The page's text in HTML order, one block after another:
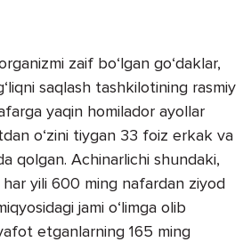
zaif bo‘lgan go‘daklar,
saqlash tashkilotining rasmiy
yaqin homilador ayollar
o‘zini tiygan 33 foiz erkak va
qolgan. Achinarlichi shundaki,
yili 600 ming nafardan ziyod
jami o‘limga olib
etganlarning 165 ming